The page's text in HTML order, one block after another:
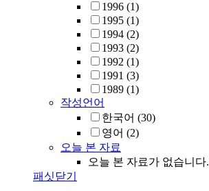
1996 (1)
1995 (1)
1994 (2)
1993 (2)
1992 (1)
1991 (3)
1989 (1)
작성언어
한국어 (30)
영어 (2)
오늘 본 자료
오늘 본 자료가 없습니다.
패싯닫기